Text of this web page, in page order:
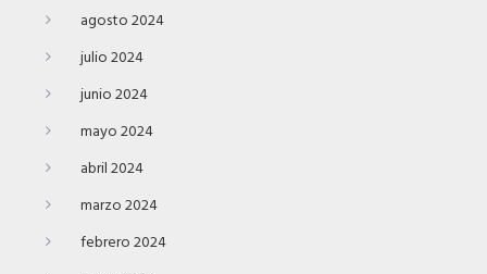
agosto 2024
julio 2024
junio 2024
mayo 2024
abril 2024
marzo 2024
febrero 2024